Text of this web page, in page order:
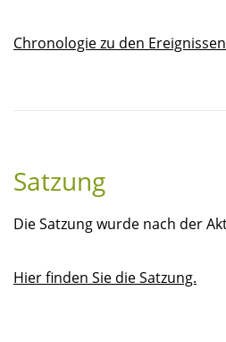
Chronologie zu den
Satzung
Die Satzung wurde nach der
Hier finden Sie die Satzung.